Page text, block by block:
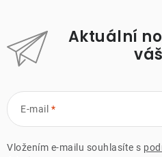
Aktuální
E-mail
Vložením e-mailu souhlasíte s